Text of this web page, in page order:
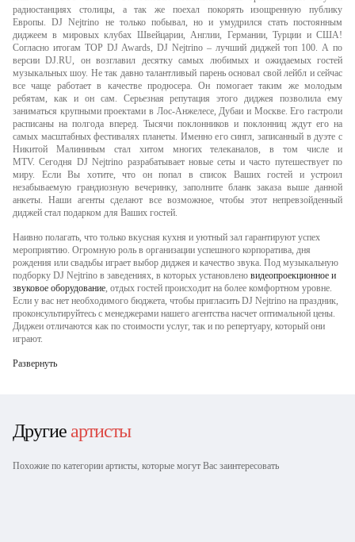
радиостанциях столицы, а так же поехал покорять изощренную публику
Европы. DJ Nejtrino не только побывал, но и умудрился стать постоянным
диджеем в мировых клубах Швейцарии, Англии, Германии, Турции и США!
Согласно итогам TOP DJ Awards, DJ Nejtrino – лучший диджей топ 100. А по
версии DJ.RU, он возглавил десятку самых любимых и ожидаемых гостей
музыкальных шоу. Не так давно талантливый парень основал свой лейбл и сейчас
все чаще работает в качестве продюсера. Он помогает таким же молодым
ребятам, как и он сам. Серьезная репутация этого диджея позволила ему
заниматься крупными проектами в Лос-Анжелесе, Дубаи и Москве. Его гастроли
расписаны на полгода вперед. Тысячи поклонников и поклонниц ждут его на
самых масштабных фестивалях планеты. Именно его сингл, записанный в дуэте с
Никитой Малининым стал хитом многих телеканалов, в том числе и
MTV. Сегодня DJ Nejtrino разрабатывает новые сеты и часто путешествует по
миру. Если Вы хотите, что он попал в список Ваших гостей и устроил
незабываемую грандиозную вечеринку, заполните бланк заказа выше данной
анкеты. Наши агенты сделают все возможное, чтобы этот непревзойденный
диджей стал подарком для Ваших гостей.
Наивно полагать, что только вкусная кухня и уютный зал гарантируют успех
мероприятию. Огромную роль в организации успешного корпоратива, дня
рождения или свадьбы играет выбор диджея и качество звука. Под музыкальную
подборку DJ Nejtrino в заведениях, в которых установлено видеопроекционное и
звуковое оборудование, отдых гостей происходит на более комфортном уровне.
Если у вас нет необходимого бюджета, чтобы пригласить DJ Nejtrino на праздник,
проконсультируйтесь с менеджерами нашего агентства насчет оптимальной цены.
Диджеи отличаются как по стоимости услуг, так и по репертуару, который они
играют.
Развернуть
Другие артисты
Похожие по категории артисты, которые могут Вас заинтересовать